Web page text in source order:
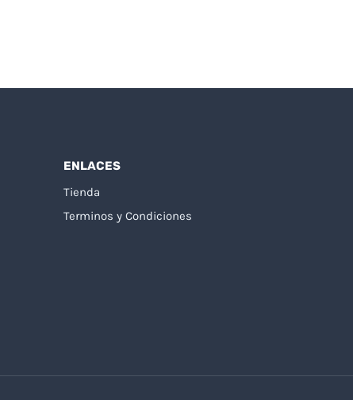
ENLACES
Tienda
Terminos y Condiciones